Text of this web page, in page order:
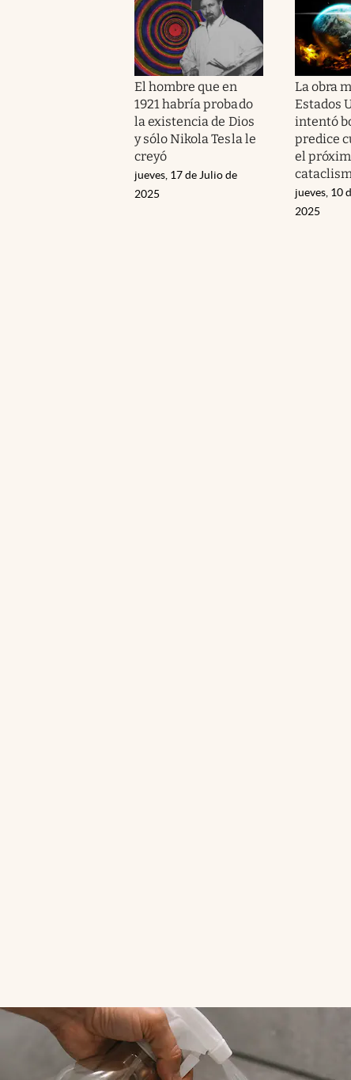
El hombre que en
1921 habría probado
la existencia de Dios
y sólo Nikola Tesla le
creyó
jueves, 17 de Julio de
2025
La obra
Estados
intentó
predice
el
jueves, 10
2025